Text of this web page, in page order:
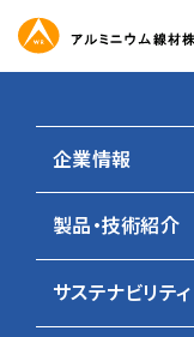
企業情報
会社概要
社長メッセージ
製品・技術紹介
技術・設備
サステナビリティ
会社案内